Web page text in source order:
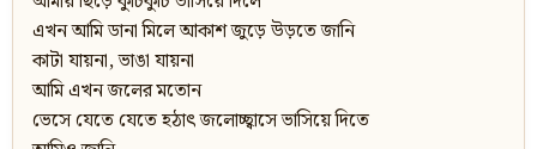
এখন আমি ডানা মিলে আকাশ জুড়ে উড়তে জানি
কাটা যায়না, ভাঙা যায়না
আমি এখন জলের মতোন
ভেসে যেতে যেতে হঠাৎ জলোচ্ছ্বাসে ভাসিয়ে দিতে